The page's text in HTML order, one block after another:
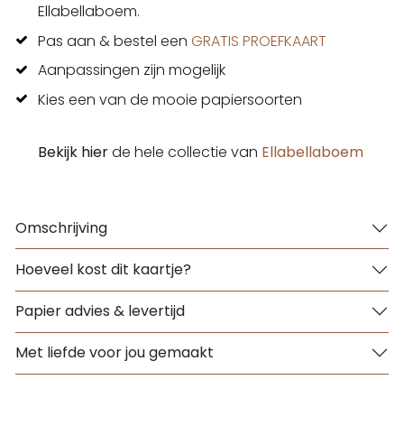
Ellabellaboem.
Pas aan & bestel een GRATIS PROEFKAART
Aanpassingen zijn mogelijk
Kies een van de mooie papiersoorten
Bekijk hierde hele collectie van Ellabellaboem
Omschrijving
Hoeveel kost dit kaartje?
Papier advies & levertijd
Met liefde voor jou gemaakt